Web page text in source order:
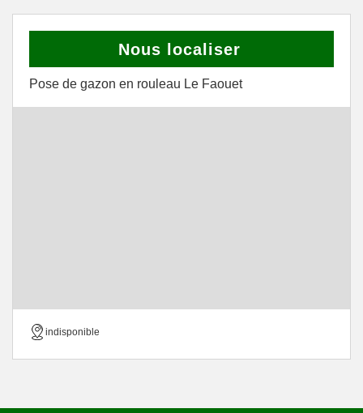
Nous localiser
Pose de gazon en rouleau Le Faouet
indisponible